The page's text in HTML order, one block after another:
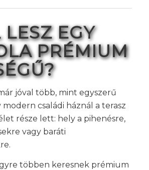
EGY
PRÉMIUM
jóval több, mint egyszerű
családi háznál a terasz
része lett: hely a pihenésre,
vagy baráti
többen keresnek prémium